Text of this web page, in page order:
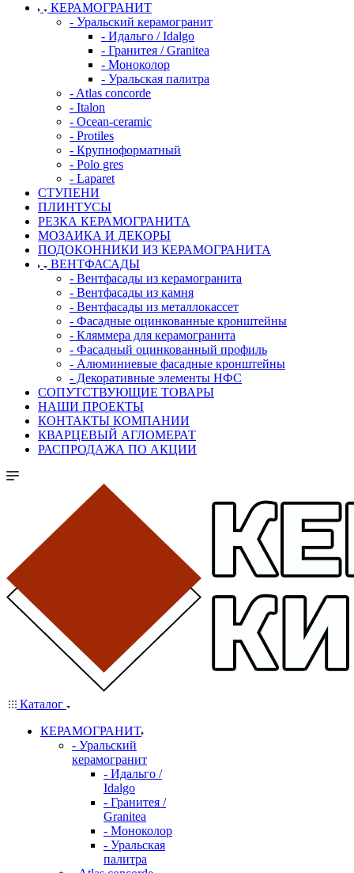
КЕРАМОГРАНИТ
- Уральский керамогранит
- Идальго / Idalgo
- Гранитея / Granitea
- Моноколор
- Уральская палитра
- Atlas concorde
- Italon
- Ocean-ceramic
- Protiles
- Крупноформатный
- Polo gres
- Laparet
СТУПЕНИ
ПЛИНТУСЫ
РЕЗКА КЕРАМОГРАНИТА
МОЗАИКА И ДЕКОРЫ
ПОДОКОННИКИ ИЗ КЕРАМОГРАНИТА
ВЕНТФАСАДЫ
- Вентфасады из керамогранита
- Вентфасады из камня
- Вентфасады из металлокассет
- Фасадные оцинкованные кронштейны
- Кляммера для керамогранита
- Фасадный оцинкованный профиль
- Алюминиевые фасадные кронштейны
- Декоративные элементы НФС
СОПУТСТВУЮЩИЕ ТОВАРЫ
НАШИ ПРОЕКТЫ
КОНТАКТЫ КОМПАНИИ
КВАРЦЕВЫЙ АГЛОМЕРАТ
РАСПРОДАЖА ПО АКЦИИ
Каталог
КЕРАМОГРАНИТ
- Уральский
керамогранит
- Идальго /
Idalgo
- Гранитея /
Granitea
- Моноколор
- Уральская
палитра